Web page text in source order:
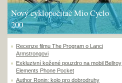
Nový cyklopočítač Mio Cyclo
200
Recenze filmu The Program o Lanci
Armstrongovi
Exkluzivní kožené pouzdro na mobil Bellroy
Elements Phone Pocket
Author Ronin: kolo pro dobrodruhy